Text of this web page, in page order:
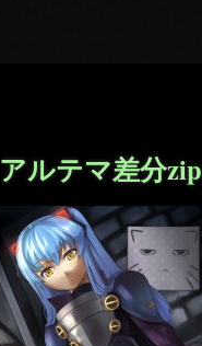
アルテマ差分